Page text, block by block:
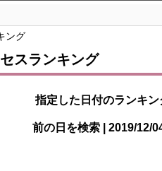
ング
スランキング
指定した日付のランキ
前の日を検索 | 2019/12/